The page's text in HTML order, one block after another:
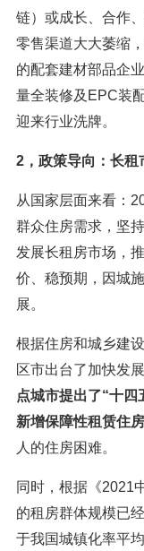
链）或成长、合作
零售渠道大大萎缩
的配套建材部品企
量全装修及EPC装
迎来行业洗牌。
2，政策导向：长租
从国家层面来看：
群众住房需求，坚
发展长租房市场，
价、稳预期，因城
展。
根据住房和城乡建
区市出台了加快发
点城市提出了“十四
新增保障性租赁住
人的住房困难。
同时，根据《2021
的租房群体规模已
于我国城镇化率平